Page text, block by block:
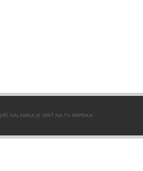
JIŘÍ HALAMKA JE SPÄŤ NA TV PAPRIKA